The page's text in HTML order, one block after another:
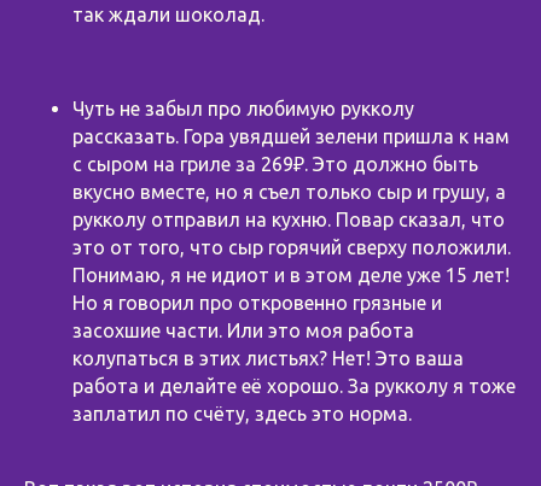
так ждали шоколад.
Чуть не забыл про любимую рукколу
рассказать. Гора увядшей зелени пришла к нам
с сыром на гриле за 269₽. Это должно быть
вкусно вместе, но я съел только сыр и грушу, а
рукколу отправил на кухню. Повар сказал, что
это от того, что сыр горячий сверху положили.
Понимаю, я не идиот и в этом деле уже 15 лет!
Но я говорил про откровенно грязные и
засохшие части. Или это моя работа
колупаться в этих листьях? Нет! Это ваша
работа и делайте её хорошо. За рукколу я тоже
заплатил по счёту, здесь это норма.